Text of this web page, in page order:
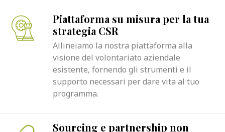
Piattaforma su misura per la tua
strategia CSR
Allineiamo la nostra piattaforma alla
visione del volontariato aziendale
esistente, fornendo gli strumenti e il
supporto necessari per dare vita al tuo
programma.
Sourcing e partnership non